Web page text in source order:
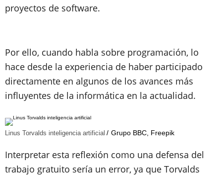
proyectos de software.
Por ello, cuando habla sobre programación, lo
hace desde la experiencia de haber participado
directamente en algunos de los avances más
influyentes de la informática en la actualidad.
Linus Torvalds inteligencia artificial Grupo BBC, Freepik
Interpretar esta reflexión como una defensa del
trabajo gratuito sería un error, ya que Torvalds